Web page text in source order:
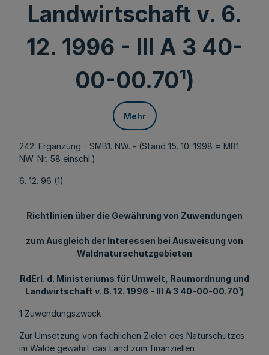
Landwirtschaft v. 6.
12. 1996 - III A 3 40-
00-00.70¹)
Mehr
242. Ergänzung - SMB1. NW. - (Stand 15. 10. 1998 = MB1.
NW. Nr. 58 einschl.)
6. 12. 96 (1)
Richtlinien über die Gewährung von Zuwendungen
zum Ausgleich der Interessen bei Ausweisung von
Waldnaturschutzgebieten
RdErl. d. Ministeriums für Umwelt, Raumordnung und
Landwirtschaft v. 6. 12. 1996 - III A 3 40-00-00.70¹)
1 Zuwendungszweck
Zur Umsetzung von fachlichen Zielen des Naturschutzes
im Walde gewährt das Land zum finanziellen